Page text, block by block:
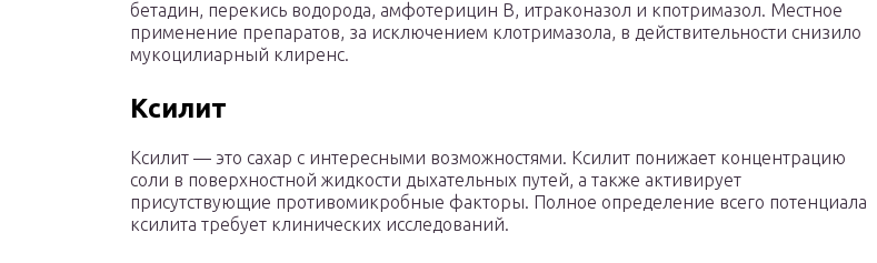
бетадин, перекись водорода, амфотерицин В, итраконазол и кпотримазол. Местное
применение препаратов, за исключением клотримазола, в действительности снизило
мукоцилиарный клиренс.
Ксилит
Ксилит — это сахар с интересными возможностями. Ксилит понижает концентрацию
соли в поверхностной жидкости дыхательных путей, а также активирует
присутствующие противомикробные факторы. Полное определение всего потенциала
ксилита требует клинических исследований.